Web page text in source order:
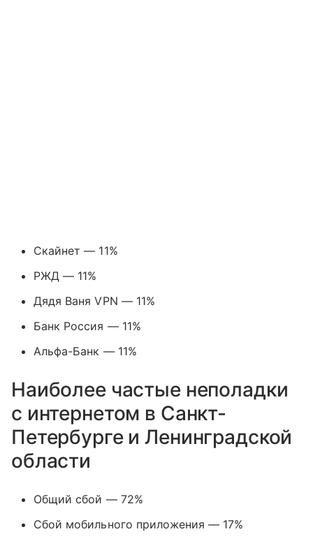
Скайнет — 11%
РЖД — 11%
Дядя Ваня VPN — 11%
Банк Россия — 11%
Альфа-Банк — 11%
Наиболее частые неполадки
с интернетом в Санкт-
Петербурге и Ленинградской
области
Общий сбой — 72%
Сбой мобильного приложения — 17%